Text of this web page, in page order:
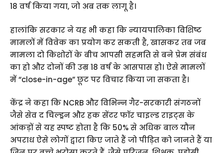
18 वर्ष किया गया, जो अब तक लागू है।
हालांकि सरकार ने यह भी कहा कि न्यायपालिका विशिष्ट
मामलों में विवेक का प्रयोग कर सकती है, खासकर तब जब
मामला दो किशोरों के बीच आपसी सहमति से बने प्रेम संबंध
का हो और दोनों की उम्र 18 वर्ष के आसपास हो। ऐसे मामलों
में “close-in-age” छूट पर विचार किया जा सकता है।
केंद्र ने कहा कि NCRB और विभिन्न गैर-सरकारी संगठनों
जैसे सेव द चिल्ड्रन और हक सेंटर फॉर चाइल्ड राइट्स के
आंकड़ों से यह स्पष्ट होता है कि 50% से अधिक बाल यौन
अपराध ऐसे लोगों द्वारा किए जाते हैं जो पीड़ित को जानते हैं या